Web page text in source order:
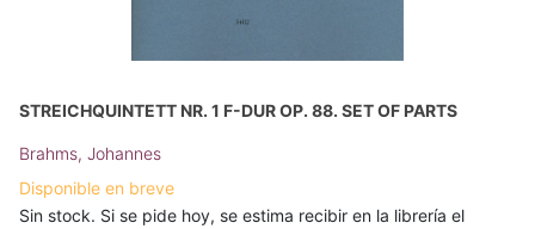
STREICHQUINTETT NR. 1 F-DUR OP. 88. SET OF PARTS
Brahms, Johannes
Disponible en breve
Sin stock. Si se pide hoy, se estima recibir en la librería el